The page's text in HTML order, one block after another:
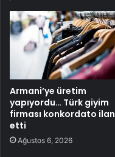
Armani’ye üretim
yapıyordu… Türk giyim
firması konkordato ilan
etti
Ağustos 6, 2026